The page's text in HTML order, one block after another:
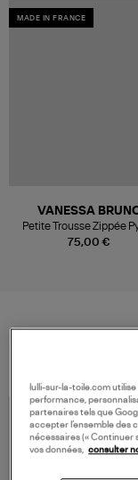
MADE IN FRANCE
75,00 €
VANESSA
Petite Trousse Zippée
lulli-sur-la-toile.com
performance,
partenaires tels que
accepter l’ensemble des
nécessaires (« Continuer
vos données, consulter